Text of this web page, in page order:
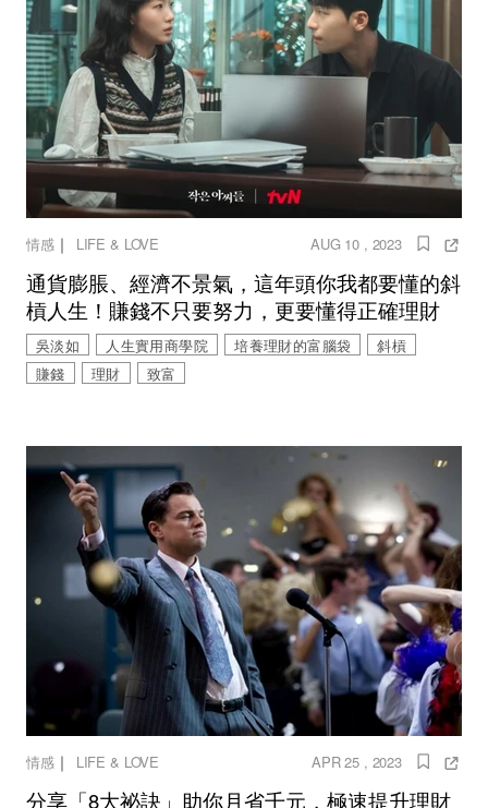
情感｜ LIFE & LOVE AUG 10 , 2023
通貨膨脹、經濟不景氣，這年頭你我都要懂的斜
槓人生！賺錢不只要努力，更要懂得正確理財
吳淡如 人生實用商學院 培養理財的富腦袋
斜槓
賺錢
理財 致富
情感｜ LIFE & LOVE APR 25 , 2023
分享「8大祕訣」助你月省千元，極速提升理財